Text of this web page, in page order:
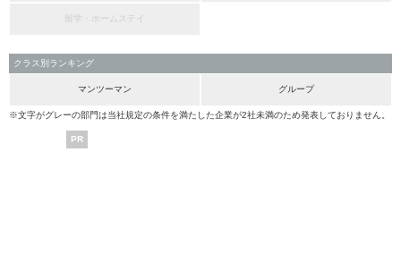
留学・ホームステイ
クラス別ランキング
マンツーマン グループ
※文字がグレーの部門は当社規定の条件を満たした企業が2社未満のため発表しておりません。
PR